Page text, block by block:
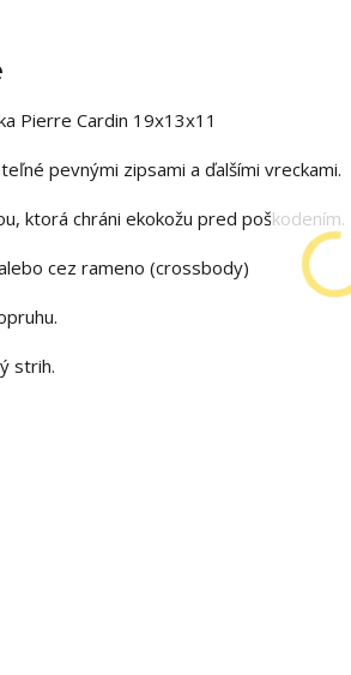
Pierre Cardin 19x13x11
pevnými zipsami a ďalšími vreckami.
ktorá chráni ekokožu pred poškodením.
cez rameno (crossbody)
strih.